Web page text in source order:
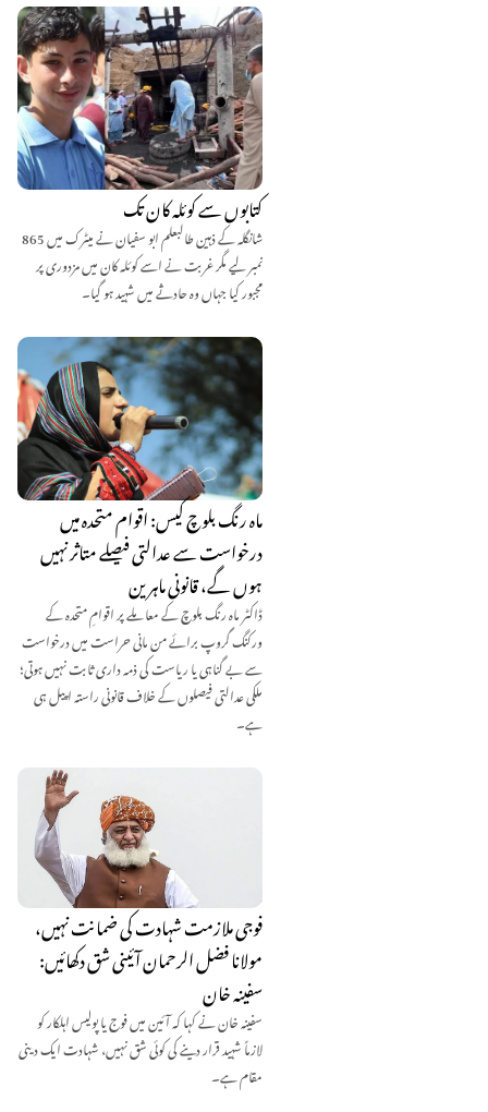
کتابوں سے کوئلہ کان تک
شانگلہ کے ذہین طالبعلم ابو سفیان نے میٹرک میں 865
نمبر لیے مگر غربت نے اسے کوئلہ کان میں مزدوری پر
مجبور کیا جہاں وہ حادثے میں شہید ہو گیا۔
ماہ رنگ بلوچ کیس: اقوام متحدہ میں
درخواست سے عدالتی فیصلے متاثر نہیں
ہوں گے، قانونی ماہرین
ڈاکٹر ماہ رنگ بلوچ کے معاملے پر اقوامِ متحدہ کے
ورکنگ گروپ برائے من مانی حراست میں درخواست
سے بے گناہی یا ریاست کی ذمہ داری ثابت نہیں ہوتی؛
ملکی عدالتی فیصلوں کے خلاف قانونی راستہ اپیل ہی
ہے۔
فوجی ملازمت شہادت کی ضمانت نہیں،
مولانا فضل الرحمان آئینی شق دکھائیں:
سفینہ خان
سفینہ خان نے کہا کہ آئین میں فوج یا پولیس اہلکار کو
لازماً شہید قرار دینے کی کوئی شق نہیں، شہادت ایک دینی
مقام ہے۔